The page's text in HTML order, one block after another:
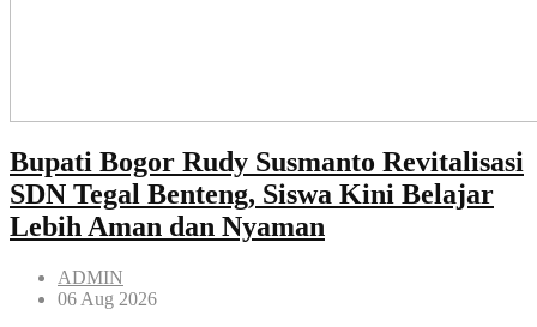
Bupati Bogor Rudy Susmanto Revitalisasi
SDN Tegal Benteng, Siswa Kini Belajar
Lebih Aman dan Nyaman
ADMIN
06 Aug 2026